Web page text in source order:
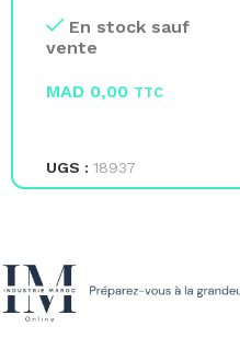
En stock sauf
vente
MAD 0,00 TTC
UGS : 18937